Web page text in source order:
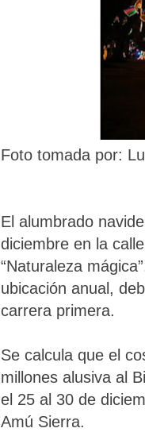
Foto tomada por:
El alumbrado
diciembre en la
“Naturaleza
ubicación anual,
carrera primera.
Se calcula que el
millones alusiva al
el 25 al 30 de
Amú Sierra.